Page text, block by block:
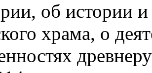
об истории
храма, о